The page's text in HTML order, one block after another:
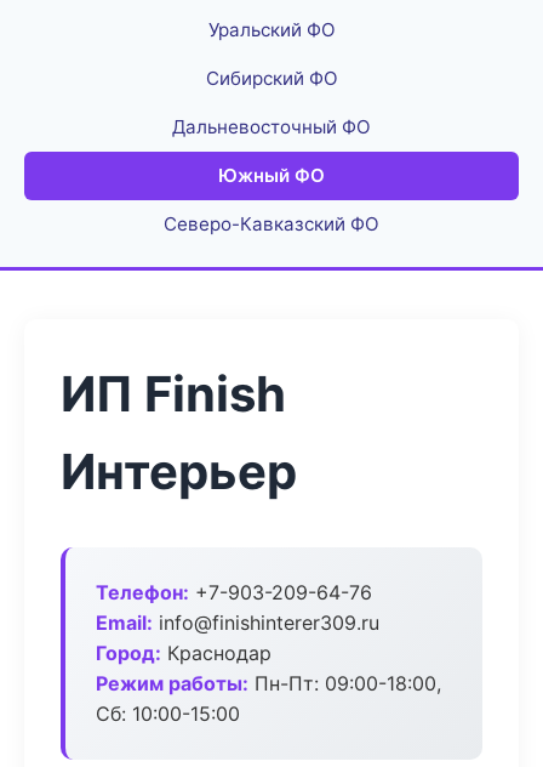
Уральский ФО
Сибирский ФО
Дальневосточный ФО
Южный ФО
Северо-Кавказский ФО
ИП Finish
Интерьер
Телефон: +7-903-209-64-76
Email: info@finishinterer309.ru
Город: Краснодар
Режим работы: Пн-Пт: 09:00-18:00,
Сб: 10:00-15:00